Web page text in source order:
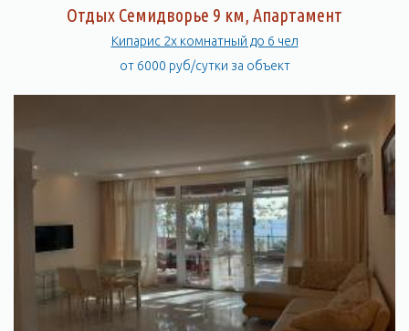
Отдых Семидворье 9 км, Апартамент
Кипарис 2х комнатный до 6 чел
от 6000 руб/сутки за объект